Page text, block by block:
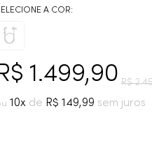
1.499,90 R$ 2.
10 R$ 149,99